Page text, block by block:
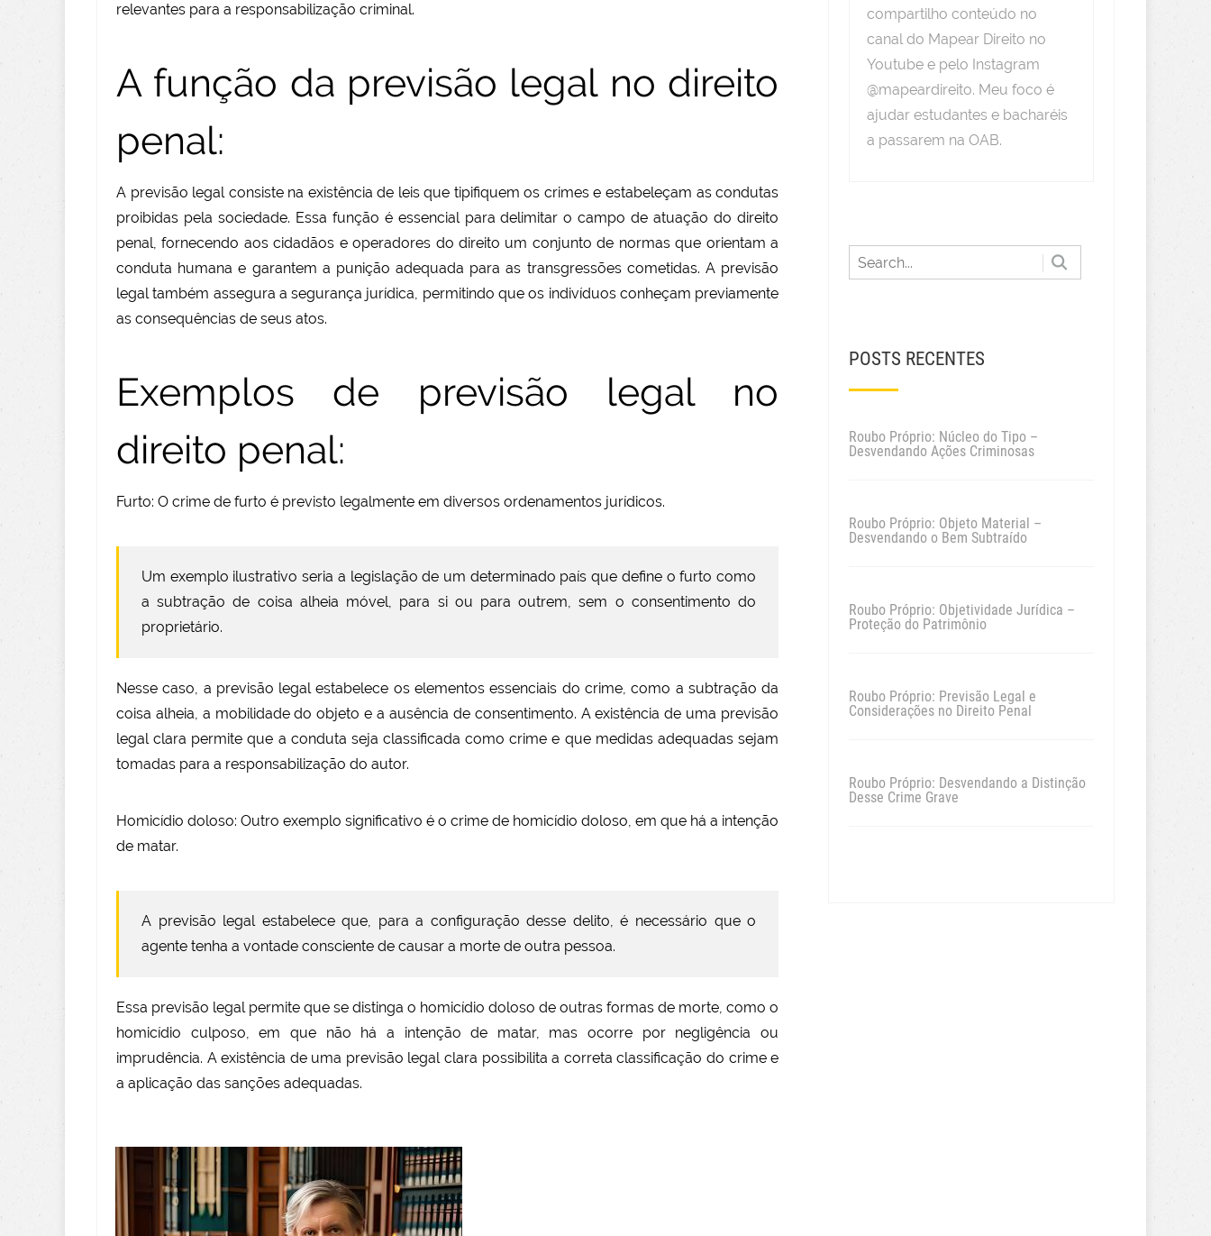
relevantes para a responsabilização criminal.
A função da previsão legal no direito
penal:
A previsão legal consiste na existência de leis que tipifiquem os crimes e estabeleçam as condutas
proibidas pela sociedade. Essa função é essencial para delimitar o campo de atuação do direito
penal, fornecendo aos cidadãos e operadores do direito um conjunto de normas que orientam a
conduta humana e garantem a punição adequada para as transgressões cometidas. A previsão
legal também assegura a segurança jurídica, permitindo que os indivíduos conheçam previamente
as consequências de seus atos.
Exemplos de previsão legal no
direito penal:
Furto: O crime de furto é previsto legalmente em diversos ordenamentos jurídicos.
Um exemplo ilustrativo seria a legislação de um determinado país que define o furto como
a subtração de coisa alheia móvel, para si ou para outrem, sem o consentimento do
proprietário.
Nesse caso, a previsão legal estabelece os elementos essenciais do crime, como a subtração da
coisa alheia, a mobilidade do objeto e a ausência de consentimento. A existência de uma previsão
legal clara permite que a conduta seja classificada como crime e que medidas adequadas sejam
tomadas para a responsabilização do autor.
Homicídio doloso: Outro exemplo significativo é o crime de homicídio doloso, em que há a intenção
de matar.
A previsão legal estabelece que, para a configuração desse delito, é necessário que o
agente tenha a vontade consciente de causar a morte de outra pessoa.
Essa previsão legal permite que se distinga o homicídio doloso de outras formas de morte, como o
homicídio culposo, em que não há a intenção de matar, mas ocorre por negligência ou
imprudência. A existência de uma previsão legal clara possibilita a correta classificação do crime e
a aplicação das sanções adequadas.
compartilho conteúdo no
canal do Mapear Direito no
Youtube e pelo Instagram
@mapeardireito. Meu foco é
ajudar estudantes e bacharéis
a passarem na OAB.
POSTS RECENTES
Roubo Próprio: Núcleo do Tipo –
Desvendando Ações Criminosas
Roubo Próprio: Objeto Material –
Desvendando o Bem Subtraído
Roubo Próprio: Objetividade Jurídica –
Proteção do Patrimônio
Roubo Próprio: Previsão Legal e
Considerações no Direito Penal
Roubo Próprio: Desvendando a Distinção
Desse Crime Grave